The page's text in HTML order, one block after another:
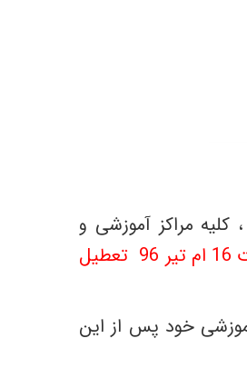
مراکز آموزشی و
از تاریخ 3 ام لغایت 16 ام تیر 96 تعطیل
خود پس از این